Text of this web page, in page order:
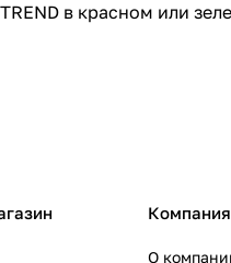
в красном или
Компания
О